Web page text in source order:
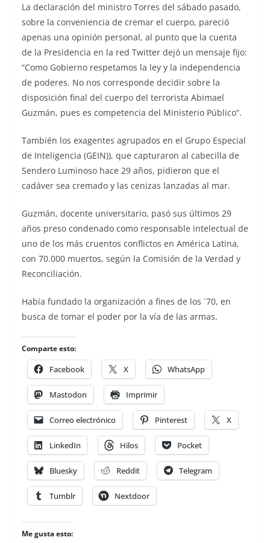
La declaración del ministro Torres del sábado pasado,
sobre la conveniencia de cremar el cuerpo, pareció
apenas una opinión personal, al punto que la cuenta
de la Presidencia en la red Twitter dejó un mensaje fijo:
“Como Gobierno respetamos la ley y la independencia
de poderes. No nos corresponde decidir sobre la
disposición final del cuerpo del terrorista Abimael
Guzmán, pues es competencia del Ministerio Público”.
También los exagentes agrupados en el Grupo Especial
de Inteligencia (GEIN)), que capturaron al cabecilla de
Sendero Luminoso hace 29 años, pidieron que el
cadáver sea cremado y las cenizas lanzadas al mar.
Guzmán, docente universitario, pasó sus últimos 29
años preso condenado como responsable intelectual de
uno de los más cruentos conflictos en América Latina,
con 70.000 muertos, según la Comisión de la Verdad y
Reconciliación.
Había fundado la organización a fines de los `70, en
busca de tomar el poder por la vía de las armas.
Comparte esto:
Facebook X WhatsApp
Mastodon Imprimir
Correo electrónico Pinterest X
LinkedIn Hilos Pocket
Bluesky Reddit Telegram
Tumblr Nextdoor
Me gusta esto: